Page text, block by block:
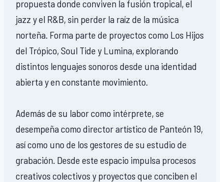
propuesta donde conviven la fusión tropical, el
jazz y el R&B, sin perder la raíz de la música
norteña. Forma parte de proyectos como Los Hijos
del Trópico, Soul Tide y Lumina, explorando
distintos lenguajes sonoros desde una identidad
abierta y en constante movimiento.
Además de su labor como intérprete, se
desempeña como director artístico de Panteón 19,
así como uno de los gestores de su estudio de
grabación. Desde este espacio impulsa procesos
creativos colectivos y proyectos que conciben el